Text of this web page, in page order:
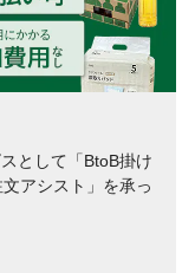
として「BtoB掛け
アシスト」を承っ